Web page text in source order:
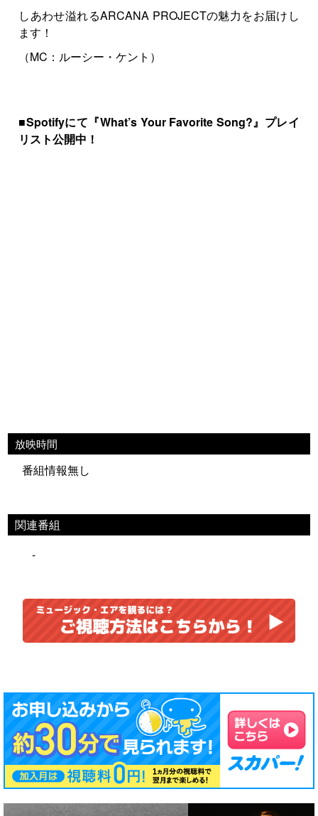
しあわせ溢れるARCANA PROJECTの魅力をお届けし
ます！
（MC：ルーシー・ケント）
■Spotifyにて『What’s Your Favorite Song?』プレイ
リスト公開中！
放映時間
番組情報無し
関連番組
-